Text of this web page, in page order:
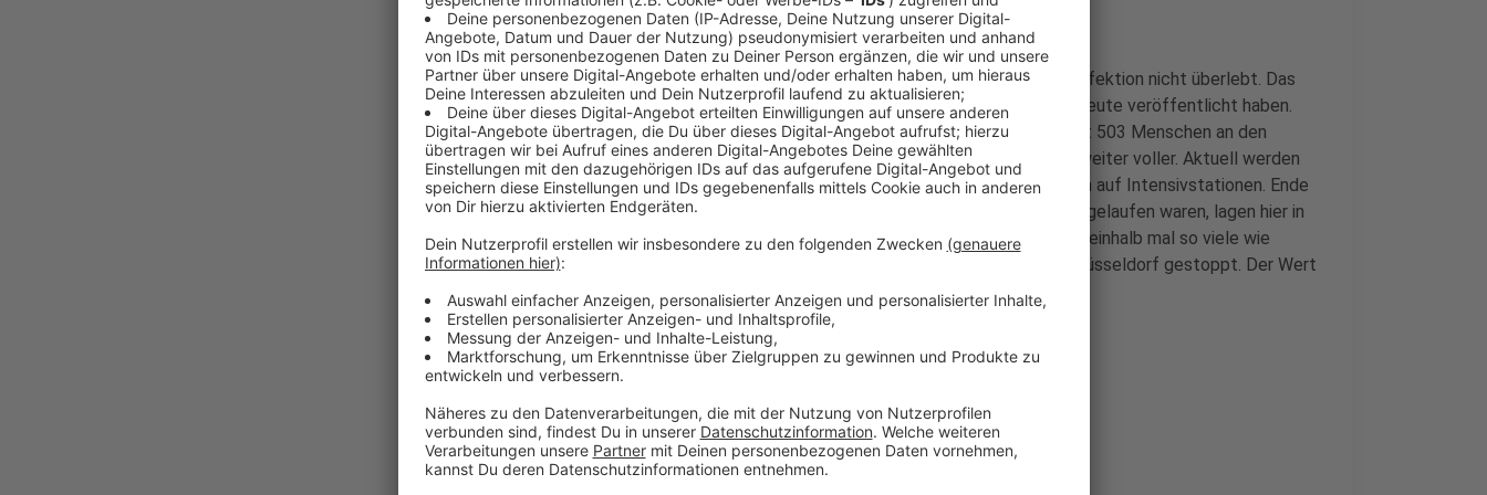
Hier in Düsseldorf haben sieben weitere Menschen ihre Corona-Infektion nicht überlebt. Das
geht aus den aktuellen Corona-Zahlen hervor, die Stadt und RKI heute veröffentlicht haben.
Seit Beginn der Pandemie im März vergangenen Jahres sind damit 503 Menschen an den
Folgen ihrer Infektion gestorben. In den Krankenhäusern wird es weiter voller. Aktuell werden
91 Corona-Patientinnen und Patienten behandelt; 28 davon liegen auf Intensivstationen. Ende
Dezember vergangenen Jahres, als die Impfungen gerade erst angelaufen waren, lagen hier in
unserer Stadt 219 Corona-Patienten in einer Klinik. Also fast zweieinhalb mal so viele wie
heute. Der starke Anstieg der 7-Tage-Inzidenz ist zumindest in Düsseldorf gestoppt. Der Wert
liegt bei 144,6 und damit knapp über dem gestrigen Wert.
Anzeige
Weitere Infos und Links zum Thema:
Anzeige